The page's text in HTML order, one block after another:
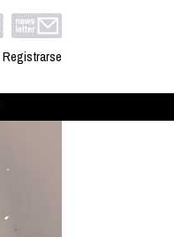
Registrarse